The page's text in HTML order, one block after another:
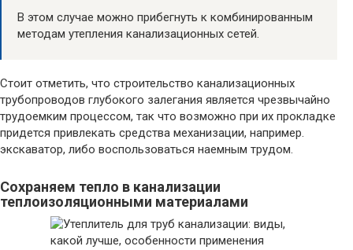
В этом случае можно прибегнуть к комбинированным
методам утепления канализационных сетей.
Стоит отметить, что строительство канализационных
трубопроводов глубокого залегания является чрезвычайно
трудоемким процессом, так что возможно при их прокладке
придется привлекать средства механизации, например.
экскаватор, либо воспользоваться наемным трудом.
Сохраняем тепло в канализации
теплоизоляционными материалами